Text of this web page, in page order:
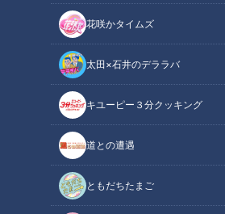
花咲かタイムズ
太田×石井のデララバ
キユーピー３分クッキング
道との遭遇
ともだちたまご
根尾昂選手(C)CBCテレビ
この記事の画像（全4枚）